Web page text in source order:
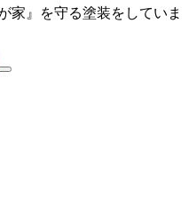
家』を守る塗装をしていま